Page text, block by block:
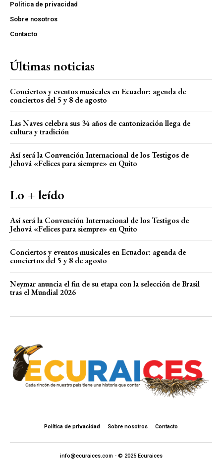
Política de privacidad
Sobre nosotros
Contacto
Últimas noticias
Conciertos y eventos musicales en Ecuador: agenda de
conciertos del 5 y 8 de agosto
Las Naves celebra sus 34 años de cantonización llega de
cultura y tradición
Así será la Convención Internacional de los Testigos de
Jehová «Felices para siempre» en Quito
Lo + leído
Así será la Convención Internacional de los Testigos de
Jehová «Felices para siempre» en Quito
Conciertos y eventos musicales en Ecuador: agenda de
conciertos del 5 y 8 de agosto
Neymar anuncia el fin de su etapa con la selección de Brasil
tras el Mundial 2026
Política de privacidad Sobre nosotros Contacto
info@ecuraices.com - © 2025 Ecuraices